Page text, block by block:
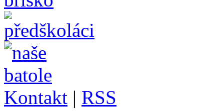
Kontakt | RSS